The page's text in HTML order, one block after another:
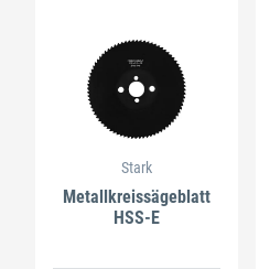
Stark
Metallkreissägeblatt
HSS-E